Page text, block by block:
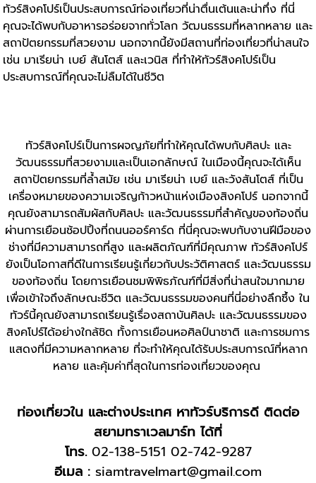
ทัวร์สิงคโปร์เป็นประสบการณ์ท่องเที่ยวที่น่าตื่นเต้นและน่าทึ่ง ที่นี่
คุณจะได้พบกับอาหารอร่อยจากทั่วโลก วัฒนธรรมที่หลากหลาย และ
สถาปัตยกรรมที่สวยงาม นอกจากนี้ยังมีสถานที่ท่องเที่ยวที่น่าสนใจ
เช่น มาเรียน่า เบย์ สันโตส์ และเวนิส ที่ทำให้ทัวร์สิงคโปร์เป็น
ประสบการณ์ที่คุณจะไม่ลืมได้ในชีวิต
ทัวร์สิงคโปร์เป็นการผจญภัยที่ทำให้คุณได้พบกับศิลปะ และ
วัฒนธรรมที่สวยงามและเป็นเอกลักษณ์ ในเมืองนี้คุณจะได้เห็น
สถาปัตยกรรมที่ล้ำสมัย เช่น มาเรียน่า เบย์ และวังสันโตส์ ที่เป็น
เครื่องหมายของความเจริญก้าวหน้าแห่งเมืองสิงคโปร์ นอกจากนี้
คุณยังสามารถสัมผัสกับศิลปะ และวัฒนธรรมที่สำคัญของท้องถิ่น
ผ่านการเยือนช้อปปิ้งที่ถนนออร์คาร์ด ที่นี่คุณจะพบกับงานฝีมือของ
ช่างที่มีความสามารถที่สูง และผลิตภัณฑ์ที่มีคุณภาพ ทัวร์สิงคโปร์
ยังเป็นโอกาสที่ดีในการเรียนรู้เกี่ยวกับประวัติศาสตร์ และวัฒนธรรม
ของท้องถิ่น โดยการเยือนชมพิพิธภัณฑ์ที่มีสิ่งที่น่าสนใจมากมาย
เพื่อเข้าใจถึงลักษณะชีวิต และวัฒนธรรมของคนที่นี่อย่างลึกซึ้ง ใน
ทัวร์นี้คุณยังสามารถเรียนรู้เรื่องสถาบันศิลปะ และวัฒนธรรมของ
สิงคโปร์ได้อย่างใกล้ชิด ทั้งการเยือนหอศิลป์นาชาติ และการชมการ
แสดงที่มีความหลากหลาย ที่จะทำให้คุณได้รับประสบการณ์ที่หลาก
หลาย และคุ้มค่าที่สุดในการท่องเที่ยวของคุณ
ท่องเที่ยวใน และต่างประเทศ หาทัวร์บริการดี ติดต่อ
สยามทราเวลมาร์ท ได้ที่
โทร. 02-138-5151 02-742-9287
อีเมล : siamtravelmart@gmail.com